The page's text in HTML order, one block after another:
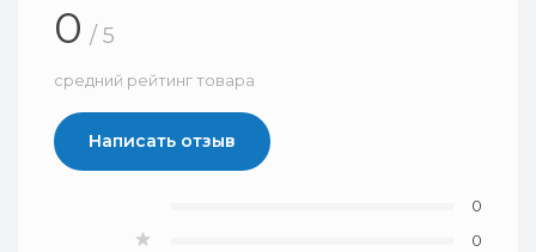
0 / 5
средний рейтинг товара
Написать отзыв
0
0